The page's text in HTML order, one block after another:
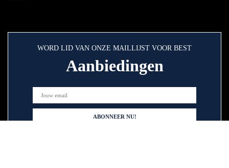
WORD LID VAN ONZE MAILLIJST VOOR BEST
Aanbiedingen